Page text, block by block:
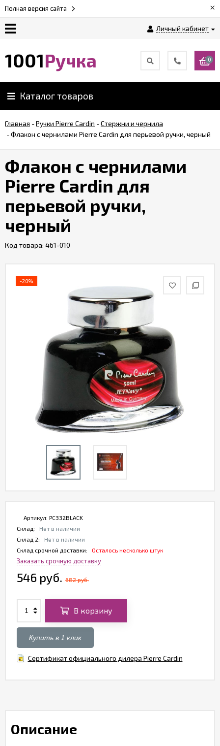
Полная версия сайта ×
Личный кабинет
Возврат
Обзоры
ручек
Контакты
1001Ручка 0
Каталог товаров
Главная -Ручки Pierre Cardin -Стержни и чернила
-Флакон с чернилами Pierre Cardin для перьевой ручки, черный
Флакон с чернилами
Pierre Cardin для
перьевой ручки,
черный
Код товара: 461-010
-20%
Артикул: PC332BLACK
Склад:
Нет в наличии
Склад 2:
Нет в наличии
Склад срочной доставки:
Осталось несколько штук
Заказать срочную доставку
546 руб. 682 руб.
В корзину
Купить в 1 клик
Сертификат официального дилера Pierre Cardin
Описание